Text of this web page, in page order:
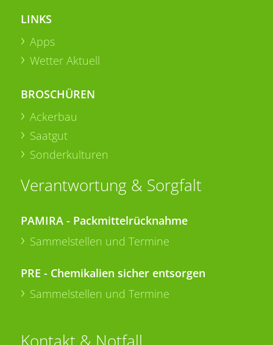
LINKS
Apps
Wetter Aktuell
BROSCHÜREN
Ackerbau
Saatgut
Sonderkulturen
Verantwortung & Sorgfalt
PAMIRA - Packmittelrücknahme
Sammelstellen und Termine
PRE - Chemikalien sicher entsorgen
Sammelstellen und Termine